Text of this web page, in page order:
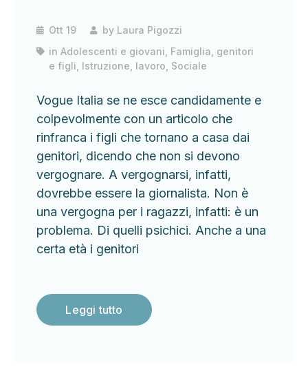
Ott 19 by Laura Pigozzi
inAdolescenti e giovani Famiglia, genitori
e figli Istruzione lavoro Sociale
Vogue Italia se ne esce candidamente e
colpevolmente con un articolo che
rinfranca i figli che tornano a casa dai
genitori, dicendo che non si devono
vergognare. A vergognarsi, infatti,
dovrebbe essere la giornalista. Non è
una vergogna per i ragazzi, infatti: è un
problema. Di quelli psichici. Anche a una
certa età i genitori
Leggi tutto